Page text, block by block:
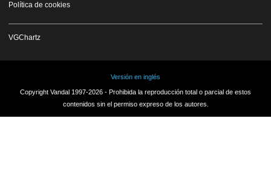
Política de cookies
VGChartz
Versión en inglés
Copyright Vandal 1997-2026 - Prohibida la reproducción total o parcial de estos
contenidos sin el permiso expreso de los autores.